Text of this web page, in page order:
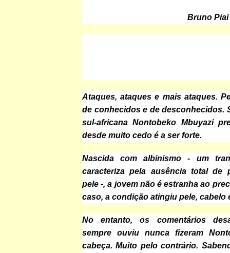
Bruno Piai
Ataques, ataques e mais ataques.
de conhecidos e de desconhecidos.
sul-africana Nontobeko Mbuyazi
desde muito cedo é a ser forte.
Nascida com albinismo - um
caracteriza pela ausência total de
pele -, a jovem não é estranha ao
caso, a condição atingiu pele, cabelo
No entanto, os comentários
sempre ouviu nunca fizeram
cabeça. Muito pelo contrário.